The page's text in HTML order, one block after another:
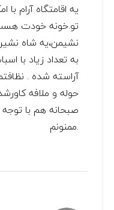
یه اقامتگاه آرام
تو.خونه خودت
نشیمن،یه شاه
به تعداد زیاد با
آراسته شده .
حوله و ملافه
صبحانه هم با توجه
.ممنونم